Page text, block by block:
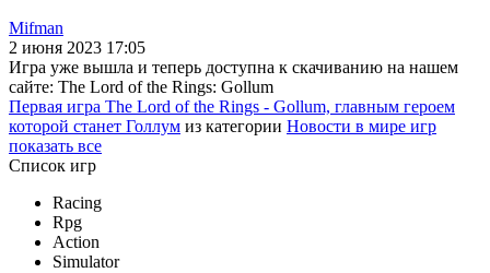
Mifman
2 июня 2023 17:05
Игра уже вышла и теперь доступна к скачиванию на нашем
сайте: The Lord of the Rings: Gollum
Первая игра The Lord of the Rings - Gollum, главным героем
которой станет Голлум из категории Новости в мире игр
показать все
Список игр
Racing
Rpg
Action
Simulator